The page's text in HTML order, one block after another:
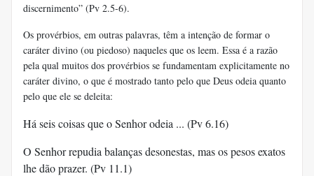
discernimento” (Pv 2.5-6).
Os provérbios, em outras palavras, têm a intenção de formar o
caráter divino (ou piedoso) naqueles que os leem. Essa é a razão
pela qual muitos dos provérbios se fundamentam explicitamente no
caráter divino, o que é mostrado tanto pelo que Deus odeia quanto
pelo que ele se deleita:
Há seis coisas que o Senhor odeia ... (Pv 6.16)
O Senhor repudia balanças desonestas, mas os pesos exatos
lhe dão prazer. (Pv 11.1)